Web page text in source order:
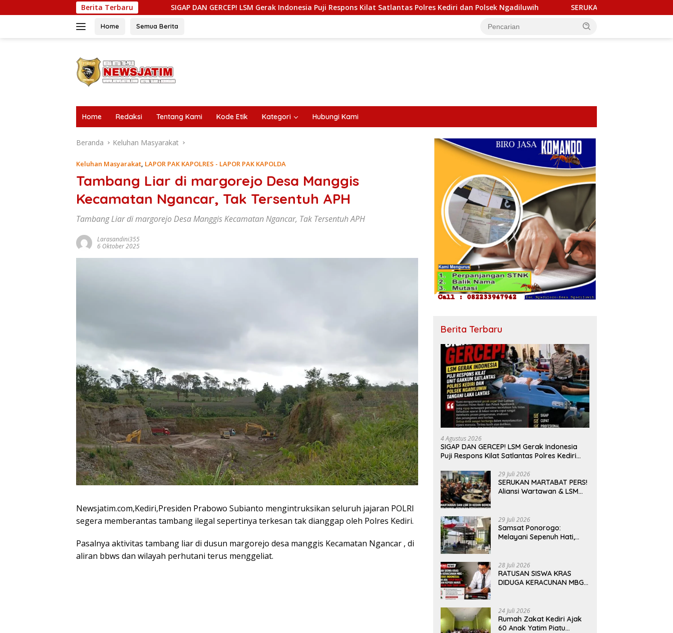
ke
Berita Terbaru
SIGAP DAN GERCEP! LSM Gerak Indonesia Puji Respons Kilat Satlantas Polres Kediri dan Polsek Ngadiluwih SERUKAN MARTABAT PERS! Aliansi Wartawan
Home Semua Berita
Home Redaksi Tentang Kami Kode Etik Kategori Hubungi Kami
Beranda Keluhan Masyarakat
Keluhan Masyarakat, LAPOR PAK KAPOLRES - LAPOR PAK KAPOLDA
Tambang Liar di margorejo Desa Manggis
Kecamatan Ngancar, Tak Tersentuh APH
Tambang Liar di margorejo Desa Manggis Kecamatan Ngancar, Tak Tersentuh APH
Larasandini355
6 Oktober 2025
Newsjatim.com,Kediri,Presiden Prabowo Subianto mengintruksikan seluruh jajaran POLRI
segera memberantas tambang ilegal sepertinya terkesan tak dianggap oleh Polres Kediri.
Pasalnya aktivitas tambang liar di dusun margorejo desa manggis Kecamatan Ngancar , di
aliran bbws dan wilayah perhutani terus menggeliat.
Berita Terbaru
4 Agustus 2026
SIGAP DAN GERCEP! LSM Gerak Indonesia
Puji Respons Kilat Satlantas Polres Kediri
29 Juli 2026
SERUKAN MARTABAT PERS!
Aliansi Wartawan & LSM
Kami Pilar Demokrasi
29 Juli 2026
Samsat Ponorogo:
Melayani Sepenuh Hati,
dinamika Kota Reog
28 Juli 2026
RATUSAN SISWA KRAS
DIDUGA KERACUNAN MBG
MULUT, DINAS dan KEPSEK
HARUS TEGAS TOLAK YANG
TIDAK LAYAK
24 Juli 2026
Rumah Zakat Kediri Ajak
60 Anak Yatim Piatu